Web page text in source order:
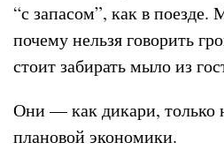
“с запасом”, как в
почему нельзя говорить
стоит забирать мыло из
Они — как дикари, только
плановой экономики.